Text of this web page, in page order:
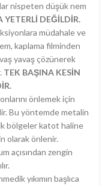
nispeten düşük nem
YETERLİ DEĞİLDİR.
müdahale ve
kaplama filminden
yavaş çözünerek
TEK BAŞINA KESİN
önlemek için
Bu yöntemde metalin
bölgeler katot haline
olarak önlenir.
açısından zengin
yıkımın başlıca